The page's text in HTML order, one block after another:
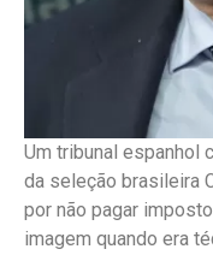
Um tribunal espanhol
da seleção brasileira
por não pagar
imagem quando era